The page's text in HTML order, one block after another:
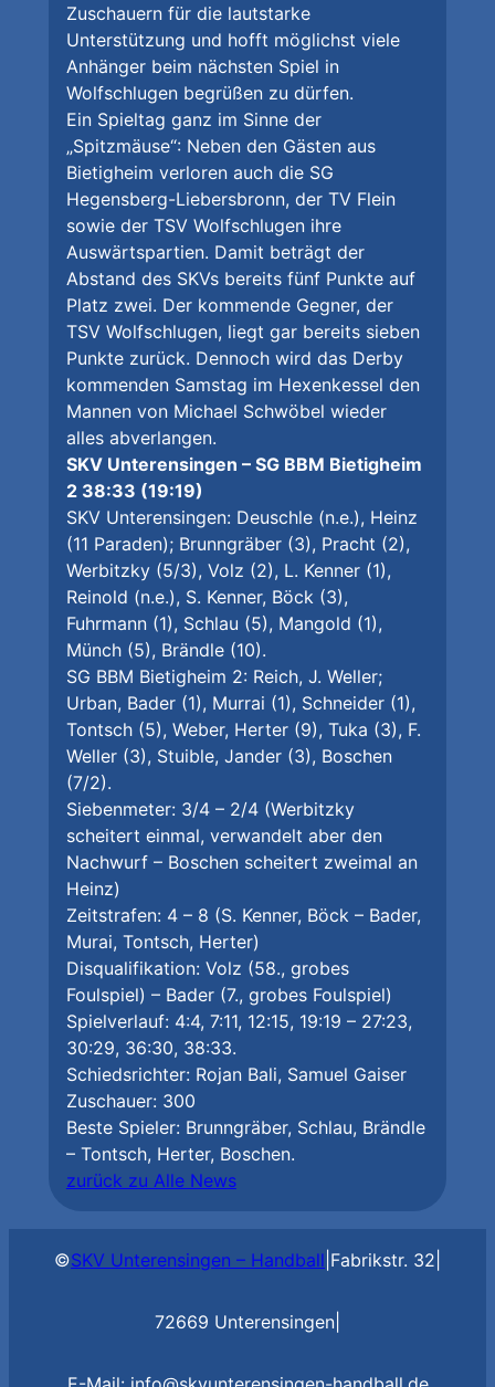
Zuschauern für die lautstarke
Unterstützung und hofft möglichst viele
Anhänger beim nächsten Spiel in
Wolfschlugen begrüßen zu dürfen.
Ein Spieltag ganz im Sinne der
„Spitzmäuse“: Neben den Gästen aus
Bietigheim verloren auch die SG
Hegensberg-Liebersbronn, der TV Flein
sowie der TSV Wolfschlugen ihre
Auswärtspartien. Damit beträgt der
Abstand des SKVs bereits fünf Punkte auf
Platz zwei. Der kommende Gegner, der
TSV Wolfschlugen, liegt gar bereits sieben
Punkte zurück. Dennoch wird das Derby
kommenden Samstag im Hexenkessel den
Mannen von Michael Schwöbel wieder
alles abverlangen.
SKV Unterensingen – SG BBM Bietigheim
2 38:33 (19:19)
SKV Unterensingen: Deuschle (n.e.), Heinz
(11 Paraden); Brunngräber (3), Pracht (2),
Werbitzky (5/3), Volz (2), L. Kenner (1),
Reinold (n.e.), S. Kenner, Böck (3),
Fuhrmann (1), Schlau (5), Mangold (1),
Münch (5), Brändle (10).
SG BBM Bietigheim 2: Reich, J. Weller;
Urban, Bader (1), Murrai (1), Schneider (1),
Tontsch (5), Weber, Herter (9), Tuka (3), F.
Weller (3), Stuible, Jander (3), Boschen
(7/2).
Siebenmeter: 3/4 – 2/4 (Werbitzky
scheitert einmal, verwandelt aber den
Nachwurf – Boschen scheitert zweimal an
Heinz)
Zeitstrafen: 4 – 8 (S. Kenner, Böck – Bader,
Murai, Tontsch, Herter)
Disqualifikation: Volz (58., grobes
Foulspiel) – Bader (7., grobes Foulspiel)
Spielverlauf: 4:4, 7:11, 12:15, 19:19 – 27:23,
30:29, 36:30, 38:33.
Schiedsrichter: Rojan Bali, Samuel Gaiser
Zuschauer: 300
Beste Spieler: Brunngräber, Schlau, Brändle
– Tontsch, Herter, Boschen.
zurück zu Alle News
©SKV Unterensingen – Handball Fabrikstr. 32
72669 Unterensingen